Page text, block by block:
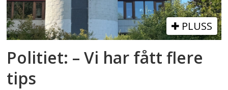
PLUSS
Politiet: – Vi har fått flere
tips